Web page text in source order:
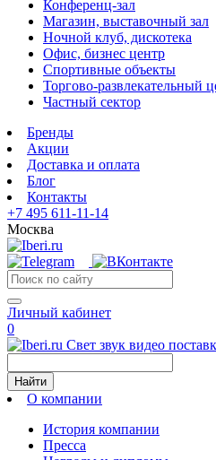
Конференц-зал
Магазин, выставочный зал
Ночной клуб, дискотека
Офис, бизнес центр
Спортивные объекты
Торгово-развлекательный
Частный сектор
Бренды
Акции
Доставка и оплата
Блог
Контакты
+7 495 611-11-14
Москва
Личный кабинет
0
Свет звук видео
Найти
О компании
История компании
Пресса